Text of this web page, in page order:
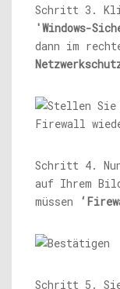
Schritt 3.
'Windows-
dann im
Schritt 4.
auf Ihrem
müssen
Schritt 5.